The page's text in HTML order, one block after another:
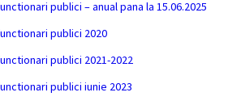
publici – anual pana la 15.06.2025
publici 2020
publici 2021-2022
publici iunie 2023